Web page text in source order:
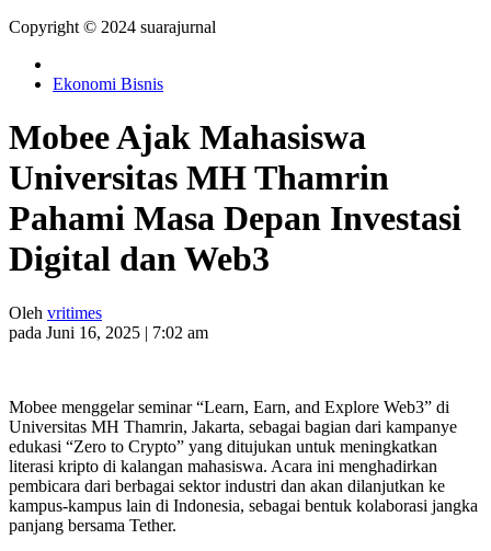
Copyright © 2024 suarajurnal
Ekonomi Bisnis
Mobee Ajak Mahasiswa
Universitas MH Thamrin
Pahami Masa Depan Investasi
Digital dan Web3
Oleh vritimes
pada Juni 16, 2025 | 7:02 am
Mobee menggelar seminar “Learn, Earn, and Explore Web3” di
Universitas MH Thamrin, Jakarta, sebagai bagian dari kampanye
edukasi “Zero to Crypto” yang ditujukan untuk meningkatkan
literasi kripto di kalangan mahasiswa. Acara ini menghadirkan
pembicara dari berbagai sektor industri dan akan dilanjutkan ke
kampus-kampus lain di Indonesia, sebagai bentuk kolaborasi jangka
panjang bersama Tether.